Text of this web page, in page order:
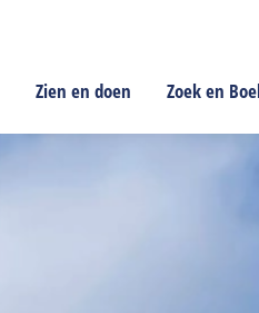
Zien en doen Zoek en